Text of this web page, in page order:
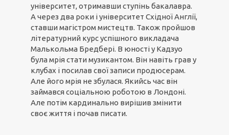
університет, отримавши ступінь бакалавра.
А через два роки і університет Східної Англії,
ставши магістром мистецтв. Також пройшов
літературний курс успішного викладача
Малькольма Бредбері. В юності у Кадзуо
була мрія стати музикантом. Він навіть грав у
клубах і посилав свої записи продюсерам.
Але його мрія не збулася. Якийсь час він
займався соціальною роботою в Лондоні.
Але потім кардинально вирішив змінити
своє життя і почав писати.